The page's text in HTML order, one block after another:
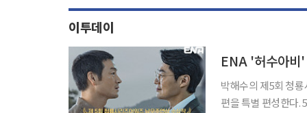
이투데이
ENA '허수아비
박해수의 제5회 청
편을 특별 편성한다. 5일 ENA에 따르면 '허수아비'(연출 박준우, 극본 이지현)는 이날부터 8